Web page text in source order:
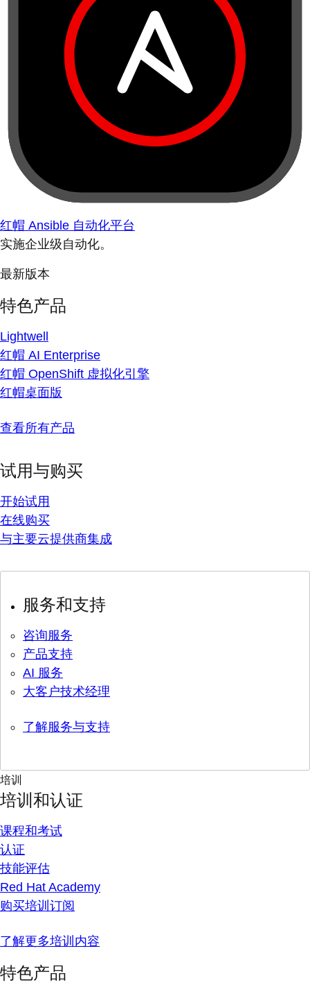
红帽 Ansible 自动化平台
实施企业级自动化。
最新版本
特色产品
Lightwell
红帽 AI Enterprise
红帽 OpenShift 虚拟化引擎
红帽桌面版
查看所有产品
试用与购买
开始试用
在线购买
与主要云提供商集成
服务和支持
咨询服务
产品支持
AI 服务
大客户技术经理
了解服务与支持
培训
培训和认证
课程和考试
认证
技能评估
Red Hat Academy
购买培训订阅
了解更多培训内容
特色产品